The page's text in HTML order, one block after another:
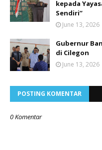
kepada
Sendiri”
June 13, 2026
Gubernur
di Cilegon
June 13, 2026
POSTING KOMENTAR
0 Komentar